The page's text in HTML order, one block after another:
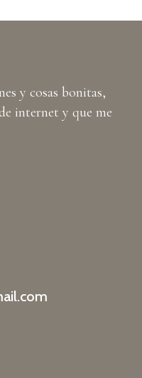
y cosas bonitas,
internet y que me